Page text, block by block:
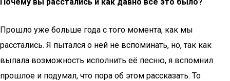
Прошло уже больше года с того момента, как мы
расстались. Я пытался о ней не вспоминать, но, так как
выпала возможность исполнить её песню, я вспомнил
прошлое и подумал, что пора об этом рассказать. То